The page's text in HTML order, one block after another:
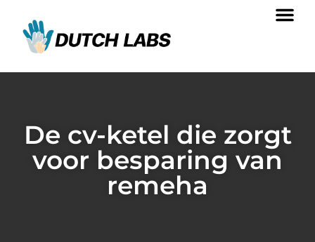
De cv-ketel die zorgt
voor besparing van
remeha